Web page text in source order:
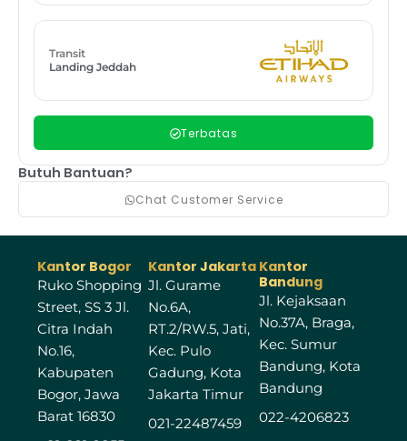
Transit
Landing Jeddah
Terbatas
Butuh Bantuan?
Chat Customer Service
Kantor Bogor
Ruko Shopping
Street, SS 3 Jl.
Citra Indah
No.16,
Kabupaten
Bogor, Jawa
Barat 16830
Kantor Jakarta
Jl. Gurame
No.6A,
RT.2/RW.5, Jati,
Kec. Pulo
Gadung, Kota
Jakarta Timur
021-22487459
Kantor
Bandung
Jl. Kejaksaan
No.37A, Braga,
Kec. Sumur
Bandung, Kota
Bandung
022-4206823